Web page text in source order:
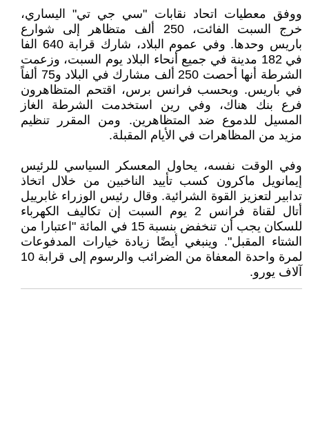
ووفق معطيات اتحاد نقابات "سي جي تي" اليساري،
خرج السبت الفائت، 250 ألف متظاهر إلى شوارع
باريس وحدها. وفي عموم البلاد، شارك قرابة 640 الفا
في 182 مدينة في جميع أنحاء البلاد يوم السبت، وزعمت
الشرطة أنها أحصت 250 ألف مشارك في البلاد و75 ألفاً
في باريس. وبحسب فرانس برس، اقتحم المتظاهرون
فرع بنك هناك، وفي رين استخدمت الشرطة الغاز
المسيل للدموع ضد المتظاهرين. ومن المقرر تنظيم
مزيد من المظاهرات في الأيام المقبلة.
وفي الوقت نفسه، يحاول المعسكر السياسي للرئيس
إيمانويل ماكرون كسب تأييد الناخبين من خلال اتخاذ
تدابير لتعزيز القوة الشرائية. وقال رئيس الوزراء غابرييل
أتال لقناة فرانس 2 يوم السبت إن تكاليف الكهرباء
للسكان يجب أن تنخفض بنسبة 15 في المائة "اعتبارا من
الشتاء المقبل". وينبغي أيضًا زيادة خيارات المدفوعات
لمرة واحدة المعفاة من الضرائب والرسوم إلى قرابة 10
آلاف يورو.